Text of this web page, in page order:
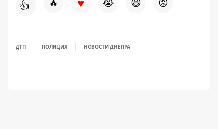
👍 🔥 😭 😆 😡
ДТП ПОЛИЦИЯ НОВОСТИ ДНЕПРА